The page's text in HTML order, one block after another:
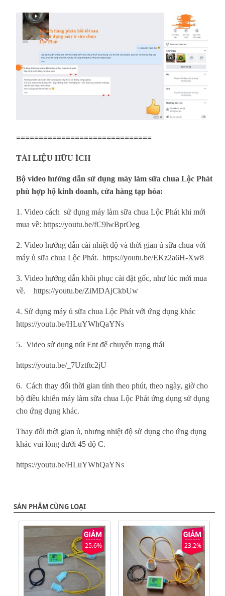
==============================
TÀI LIỆU HỮU ÍCH
Bộ video hướng dẫn sử dụng máy làm sữa chua Lộc Phát
phù hợp hộ kinh doanh, cửa hàng tạp hóa:
1. Video cách sử dụng máy làm sữa chua Lộc Phát khi mới
mua về: https://youtu.be/fC9lwBprOeg
2. Video hướng dẫn cài nhiệt độ và thời gian ủ sữa chua với
máy ủ sữa chua Lộc Phát. https://youtu.be/EKz2a6H-Xw8
3. Video hướng dẫn khôi phục cài đặt gốc, như lúc mới mua
về.
https://youtu.be/ZiMDAjCkbUw
4. Sử dụng máy ủ sữa chua Lộc Phát với ứng dụng khác
https://youtu.be/HLuYWhQaYNs
5. Video sử dụng nút Ent để chuyển trạng thái
https://youtu.be/_7Uztftc2jU
6. Cách thay đổi thời gian tính theo phút, theo ngày, giờ cho
bộ điều khiển máy làm sữa chua Lộc Phát ứng dụng sử dụng
cho ứng dụng khác.
Thay đổi thời gian ủ, nhưng nhiệt độ sử dụng cho ứng dụng
khác vui lòng dưới 45 độ C.
https://youtu.be/HLuYWhQaYNs
SẢN PHẨM CÙNG LOẠI
25.6% 23.2%